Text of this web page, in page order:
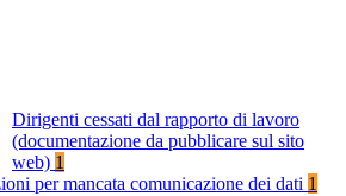
Dirigenti cessati dal rapporto di lavoro
(documentazione da pubblicare sul sito
web) 1
per mancata comunicazione dei dati 1